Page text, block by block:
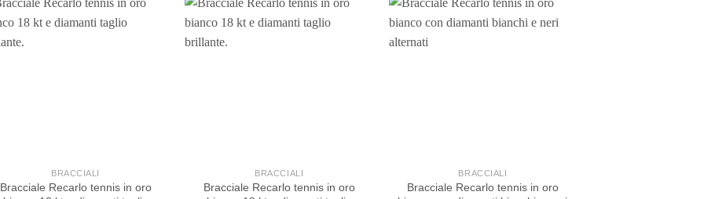
BRACCIALI
Bracciale Recarlo tennis in oro
BRACCIALI
Bracciale Recarlo tennis in oro
BRACCIALI
Bracciale Recarlo tennis in oro